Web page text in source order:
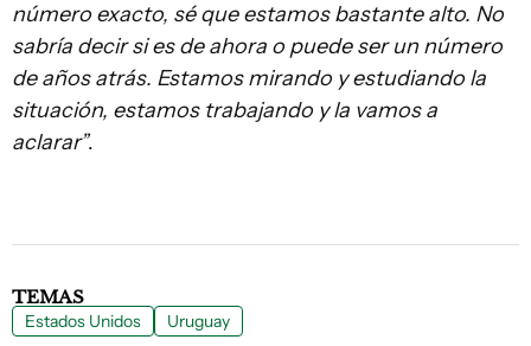
número exacto, sé que estamos bastante alto. No
sabría decir si es de ahora o puede ser un número
de años atrás. Estamos mirando y estudiando la
situación, estamos trabajando y la vamos a
aclarar”.
TEMAS
Estados Unidos Uruguay